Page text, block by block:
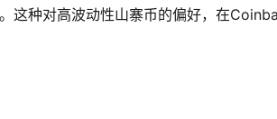
这种对高波动性山寨币的偏好，在